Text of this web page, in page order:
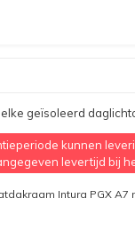
geïsoleerd
kunnen
levertijd bij
Intura PGX A7